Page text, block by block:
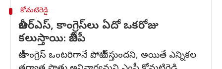
కోమటిరెడ్డి
బీఆర్‌ఎస్‌, కాంగ్రెస్‌లు ఏదో ఒకరోజు
కలుస్తాయి: బీజేపీ
టీ-కాంగ్రెస్ ఒంటరిగానే పోటీ చేస్తుందని, అయితే ఎన్నికల